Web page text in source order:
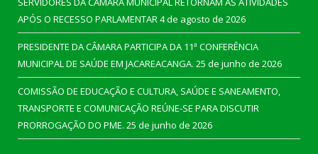
APÓS O RECESSO PARLAMENTAR4 de agosto de 2026
PRESIDENTE DA CÂMARA PARTICIPA DA 11ª CONFERÊNCIA
MUNICIPAL DE SAÚDE EM JACAREACANGA. 25 de junho de 2026
COMISSÃO DE EDUCAÇÃO E CULTURA, SAÚDE E SANEAMENTO,
TRANSPORTE E COMUNICAÇÃO REÚNE-SE PARA DISCUTIR
PRORROGAÇÃO DO PME. 25 de junho de 2026